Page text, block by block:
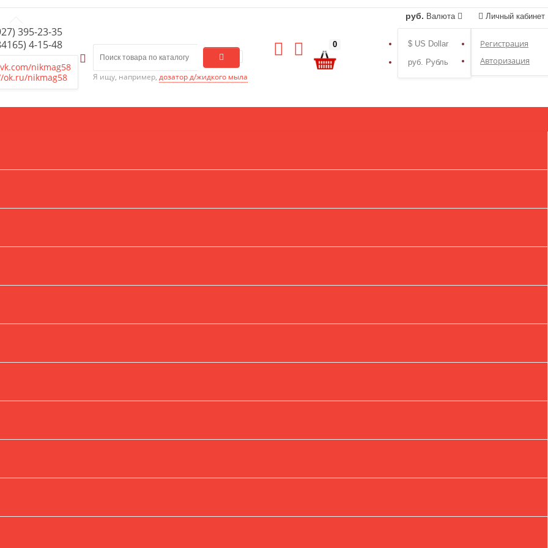
Личный кабинет
Регистрация
Авторизация
руб. Валюта
$ US Dollar
руб. Рубль
395-23-35
4-15-48
nikmag58
ok.ru/nikmag58
Я ищу, например,дозатор д/жидкого мыла
0